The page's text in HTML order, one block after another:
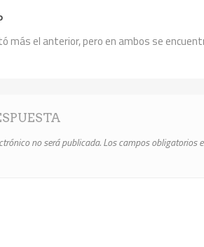
más el anterior, pero en ambos se
no será publicada.Los campos obligatorios